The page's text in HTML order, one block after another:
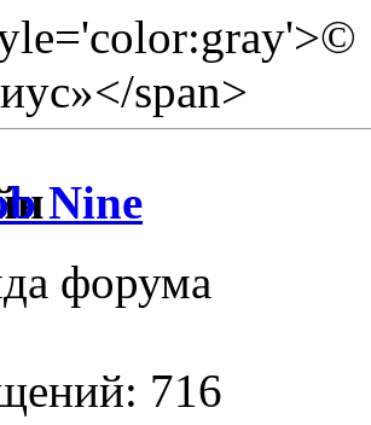
span>
Nine
форума
716